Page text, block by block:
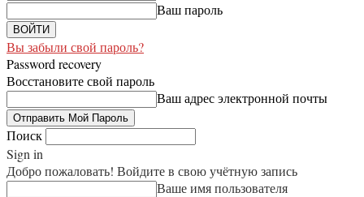
Ваш пароль
Вы забыли свой пароль?
Password recovery
Восстановите свой пароль
Ваш адрес электронной почты
Поиск
Sign in
Добро пожаловать! Войдите в свою учётную запись
Ваше имя пользователя